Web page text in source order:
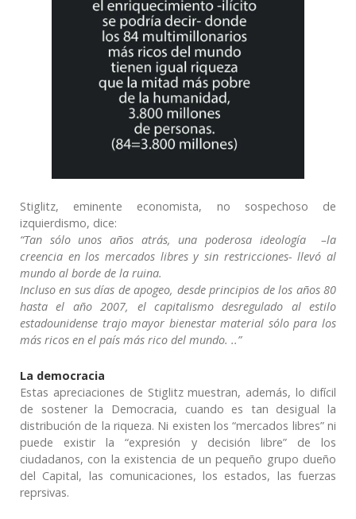
Stiglitz, eminente economista, no sospechoso de
izquierdismo, dice:
“Tan sólo unos años atrás, una poderosa ideología –la
creencia en los mercados libres y sin restricciones- llevó al
mundo al borde de la ruina.
Incluso en sus días de apogeo, desde principios de los años 80
hasta el año 2007, el capitalismo desregulado al estilo
estadounidense trajo mayor bienestar material sólo para los
más ricos en el país más rico del mundo. ..”
La democracia
Estas apreciaciones de Stiglitz muestran, además, lo difícil
de sostener la Democracia, cuando es tan desigual la
distribución de la riqueza. Ni existen los “mercados libres” ni
puede existir la “expresión y decisión libre” de los
ciudadanos, con la existencia de un pequeño grupo dueño
del Capital, las comunicaciones, los estados, las fuerzas
reprsivas.